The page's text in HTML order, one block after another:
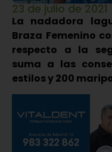
23 de julio de 2021
La nadadora
Braza Femenino
respecto a la
suma a las
estilos y 200